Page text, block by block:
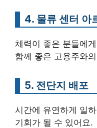
4. 물류 센터 아
체력이 좋은 분들에
함께 좋은 고용주와
5. 전단지 배포
시간에 유연하게 일
기회가 될 수 있어요.